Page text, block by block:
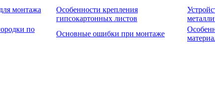
монтажа
Особенности крепления
гипсокартонных листов
по
Основные ошибки при монтаже